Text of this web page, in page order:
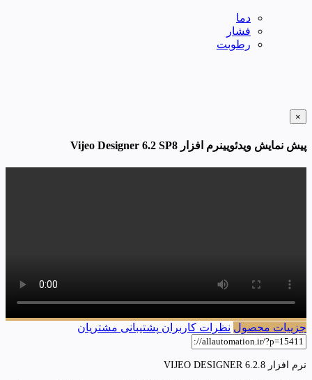
دما
فشار
رطوبت
×
پیش نمایش ویدئویینرم افزار Vijeo Designer 6.2 SP8
جزییات محصول نظرات کاربران پشتیبانی مشتریان
نرم افزار VIJEO DESIGNER 6.2.8